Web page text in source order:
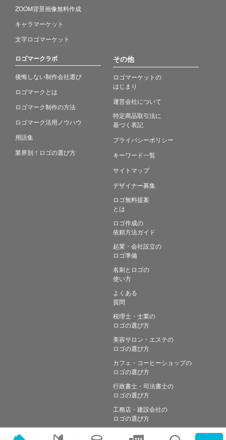
ZOOM背景画像無料作成
キャラマーケット
文字ロゴマーケット
ロゴマークラボ
後悔しない制作会社選び
ロゴマークとは
ロゴマーク制作の方法
ロゴマーク活用ノウハウ
用語集
業界別！ロゴの選び方
その他
ロゴマーケットの
はじまり
運営会社について
特定商品取引法に
基づく表記
プライバシーポリシー
キーワード一覧
サイトマップ
デザイナー募集
ロゴ無料提案
とは
ロゴ作成の
依頼方法ガイド
起業・会社設立の
ロゴ準備
名刺とロゴの
使い方
よくある
質問
税理士・士業の
ロゴの選び方
美容サロン・エステの
ロゴの選び方
カフェ・コーヒーショップの
ロゴの選び方
行政書士・司法書士の
ロゴの選び方
工務店・建設会社の
ロゴの選び方